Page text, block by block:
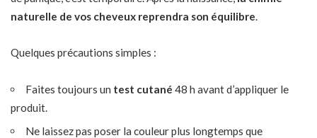
naturelle de vos cheveux reprendra son équilibre
Quelques précautions simples :
Faites toujours un test cutané 48 h avant d’appliquer le
produit.
Ne laissez pas poser la couleur plus longtemps que